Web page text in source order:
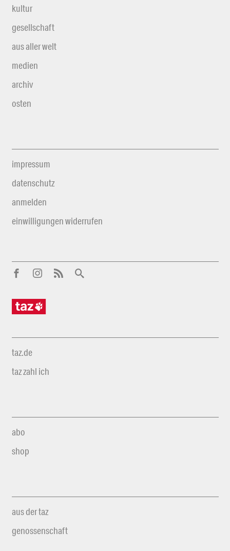
kultur
gesellschaft
aus aller welt
medien
archiv
osten
impressum
datenschutz
anmelden
einwilligungen widerrufen
taz.de
taz zahl ich
abo
shop
aus der taz
genossenschaft